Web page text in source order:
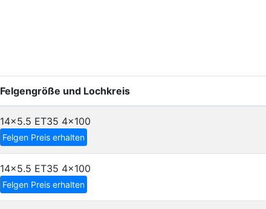
Felgengröße und Lochkreis
14x5.5 ET35 4x100
Felgen Preis erhalten
14x5.5 ET35 4x100
Felgen Preis erhalten